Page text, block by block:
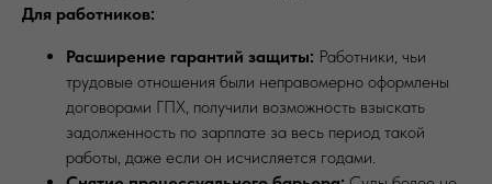
Для работников:
Расширение гарантий защиты: Работники, чьи
трудовые отношения были неправомерно оформлены
договорами ГПХ, получили возможность взыскать
задолженность по зарплате за весь период такой
работы, даже если он исчисляется годами.